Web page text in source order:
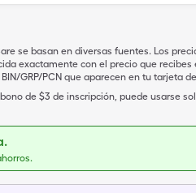
se basan en diversas fuentes. Los
exactamente con el precio que recibes
GRP/PCN que aparecen en tu tarjeta
de $3 de inscripción, puede usarse